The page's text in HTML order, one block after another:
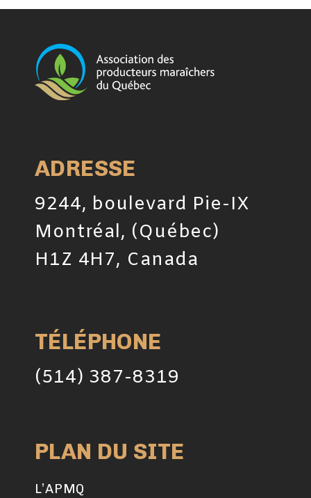
ADRESSE
9244, boulevard Pie-IX
Montréal, (Québec)
H1Z 4H7, Canada
TÉLÉPHONE
(514) 387-8319
PLAN DU SITE
L’APMQ